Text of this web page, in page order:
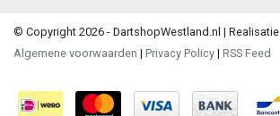
© Copyright 2026 - DartshopWestland.nl | Realisatie
Algemene voorwaarden | Privacy Policy | RSS Feed